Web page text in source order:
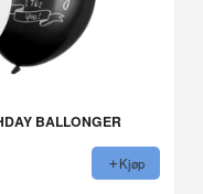
BALLONGER
Kjøp